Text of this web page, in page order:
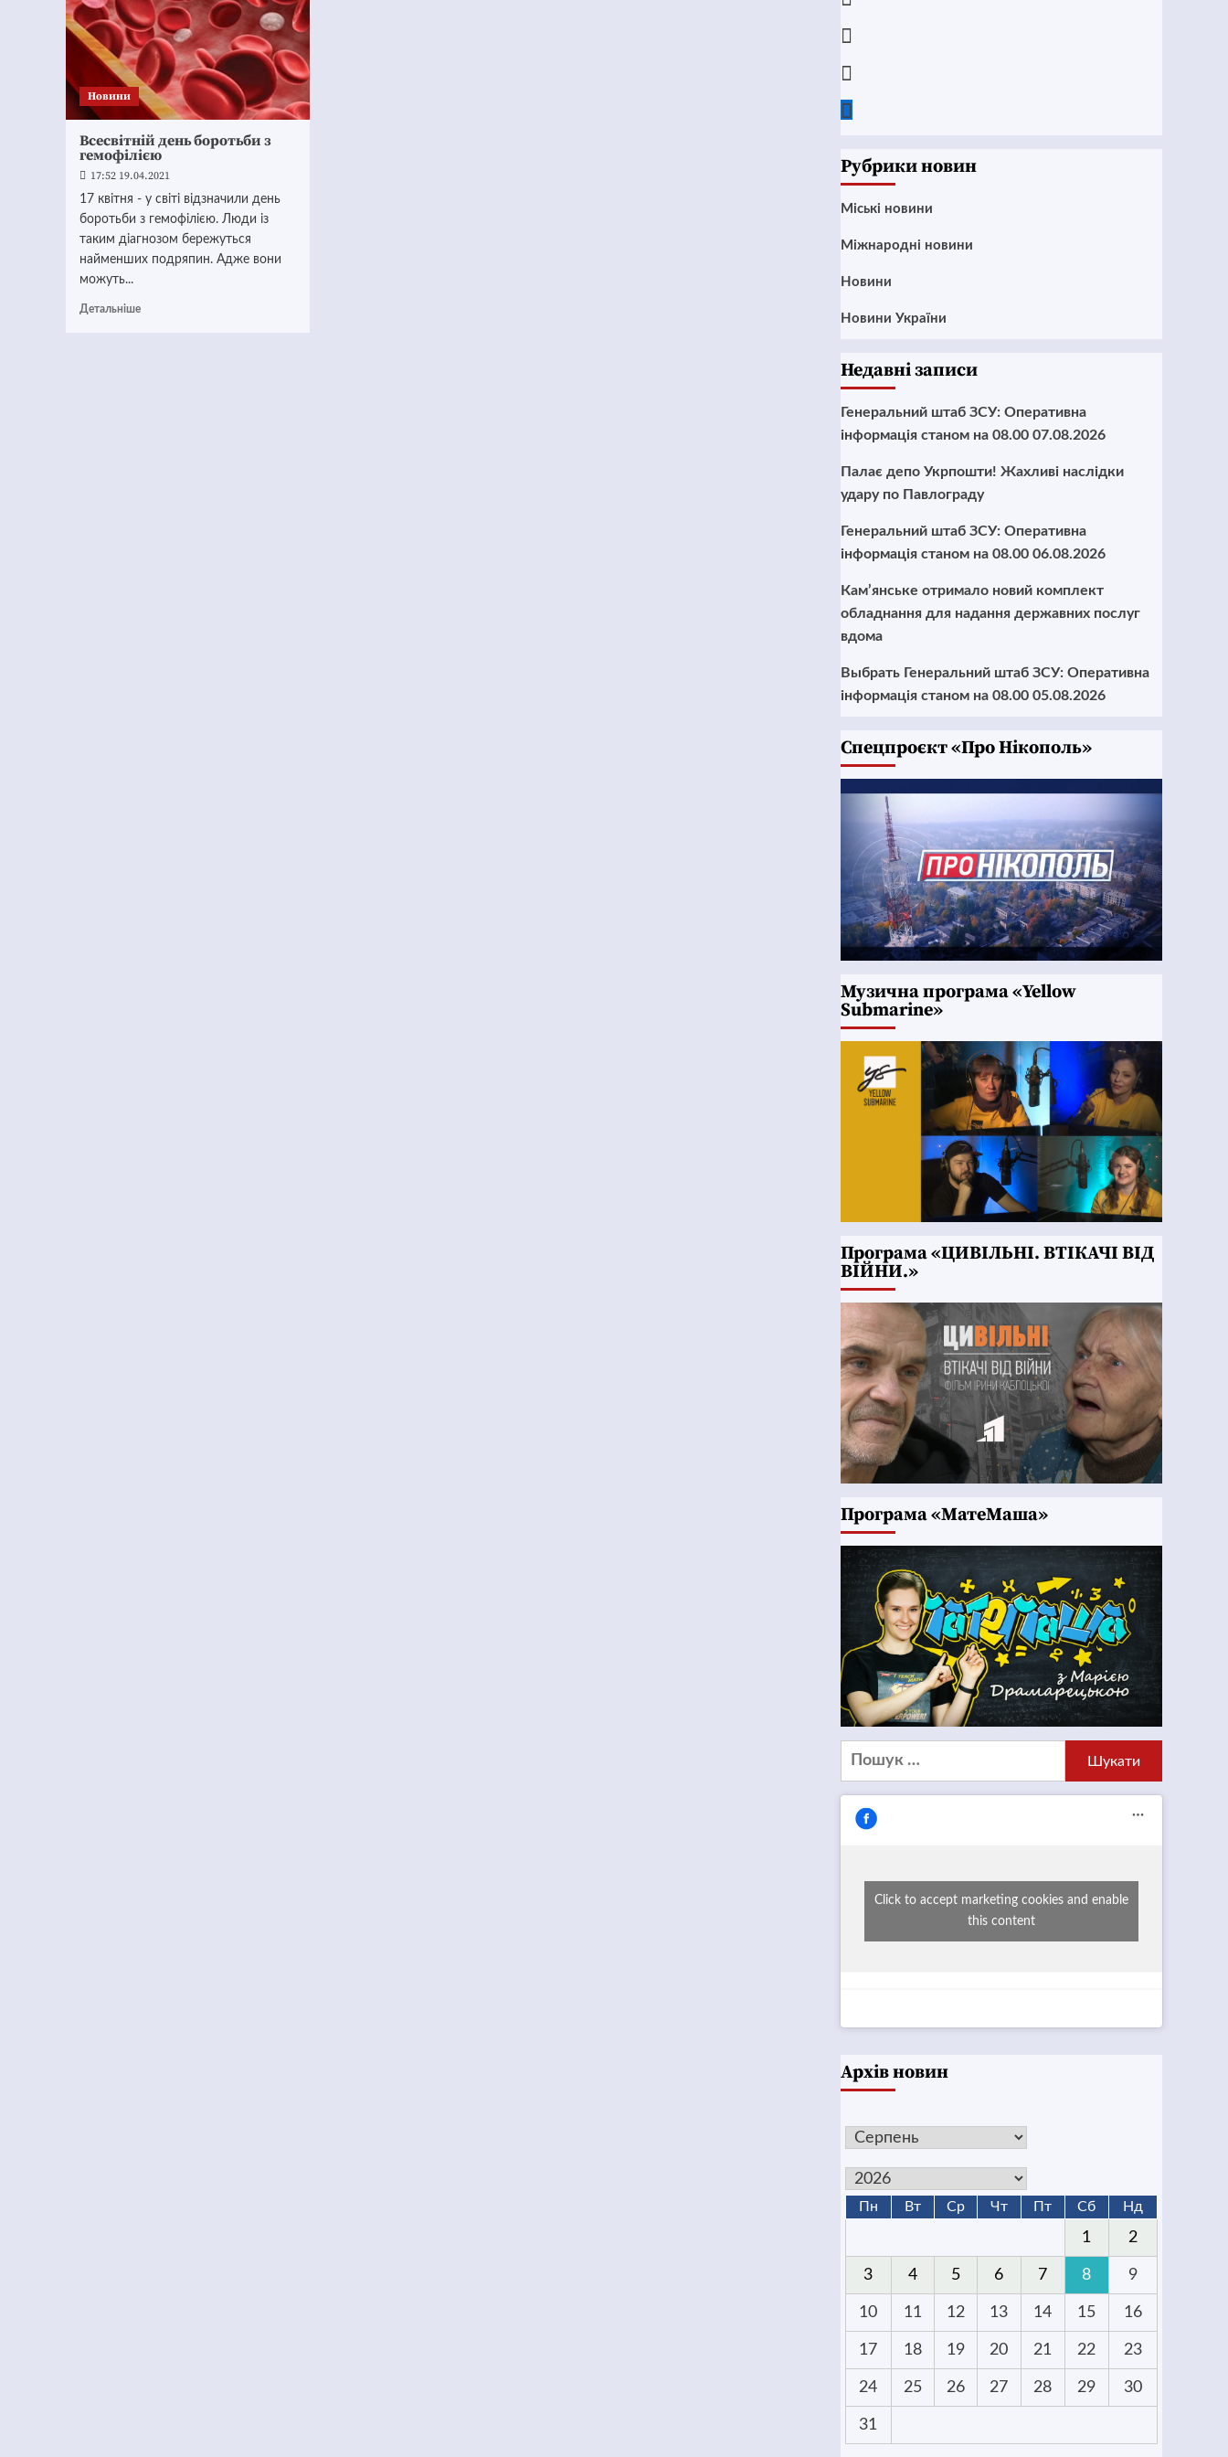
Новини
Всесвітній день боротьби з
гемофілією
17:52 19.04.2021
17 квітня - у світі відзначили день
боротьби з гемофілією. Люди із
таким діагнозом бережуться
найменших подряпин. Адже вони
можуть...
Детальніше
Рубрики новин
Mіські новини
Міжнародні новини
Новини
Новини України
Недавні записи
Генеральний штаб ЗСУ: Оперативна
інформація станом на 08.00 07.08.2026
Палає депо Укрпошти! Жахливі наслідки
удару по Павлограду
Генеральний штаб ЗСУ: Оперативна
інформація станом на 08.00 06.08.2026
Кам’янське отримало новий комплект
обладнання для надання державних послуг
вдома
Выбрать Генеральний штаб ЗСУ: Оперативна
інформація станом на 08.00 05.08.2026
Cпецпроєкт «Про Нікополь»
Музична програма «Yellow
Submarine»
Програма «ЦИВІЛЬНІ. ВТІКАЧІ ВІД
ВІЙНИ.»
Програма «МатеМаша»
Пошук:
Click to accept marketing cookies and enable
this content
Архів новин
Пн Вт Ср Чт Пт Сб Нд
1 2
3 4 5 6 7 8 9
10 11 12 13 14 15 16
17 18 19 20 21 22 23
24 25 26 27 28 29 30
31